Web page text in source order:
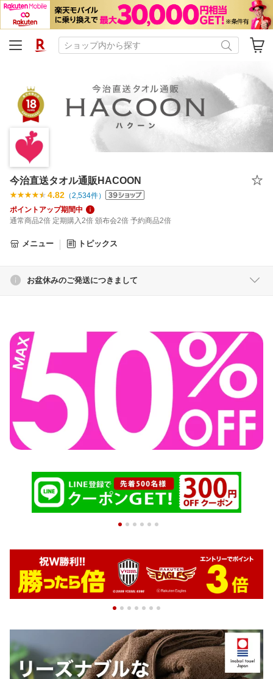
今治直送タオル通販HACOON
4.82 （2,534件）
ポイントアップ期間中
通常商品2倍 定期購入2倍 頒布会2倍 予約商品2倍
メニュー トピックス
お盆休みのご発送につきまして